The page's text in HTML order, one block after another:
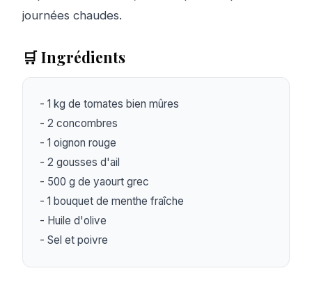
journées chaudes.
🛒 Ingrédients
- 1 kg de tomates bien mûres
- 2 concombres
- 1 oignon rouge
- 2 gousses d'ail
- 500 g de yaourt grec
- 1 bouquet de menthe fraîche
- Huile d'olive
- Sel et poivre